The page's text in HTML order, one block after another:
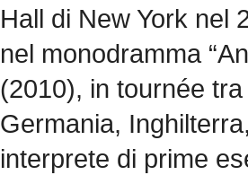
Hall di New York nel
nel monodramma
(2010), in tournée
Germania,
interprete di prime